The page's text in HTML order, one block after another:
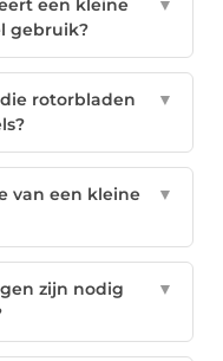
een kleine
gebruik?
▼
rotorbladen
▼
van een kleine
▼
zijn nodig
▼